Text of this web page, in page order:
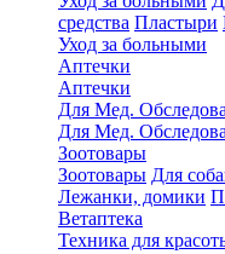
средства Пластыри
Уход за больными
Аптечки
Аптечки
Для Мед.
Для Мед.
Зоотовары
Зоотовары Для
Лежанки, домики
Ветаптека
Техника для